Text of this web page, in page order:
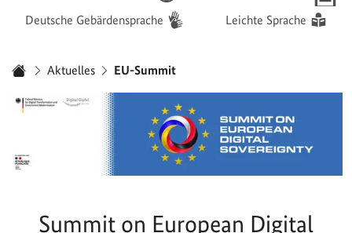
Deutsche Gebärdensprache Leichte Sprache
Aktuelles EU-Summit
Summit on European Digital